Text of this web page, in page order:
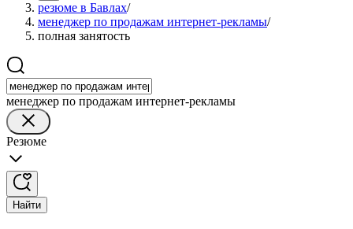
резюме в Бавлах/
менеджер по продажам интернет-рекламы/
полная занятость
менеджер по продажам интернет-рекламы
Резюме
Найти